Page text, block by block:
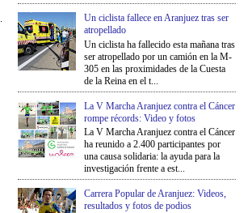
Un ciclista fallece en Aranjuez tras ser
atropellado
Un ciclista ha fallecido esta mañana tras
ser atropellado por un camión en la M-
305 en las proximidades de la Cuesta
de la Reina en el t...
La V Marcha Aranjuez contra el Cáncer
rompe récords: Video y fotos
La V Marcha Aranjuez contra el Cáncer
ha reunido a 2.400 participantes por
una causa solidaria: la ayuda para la
investigación frente a est...
Carrera Popular de Aranjuez: Videos,
resultados y fotos de podios